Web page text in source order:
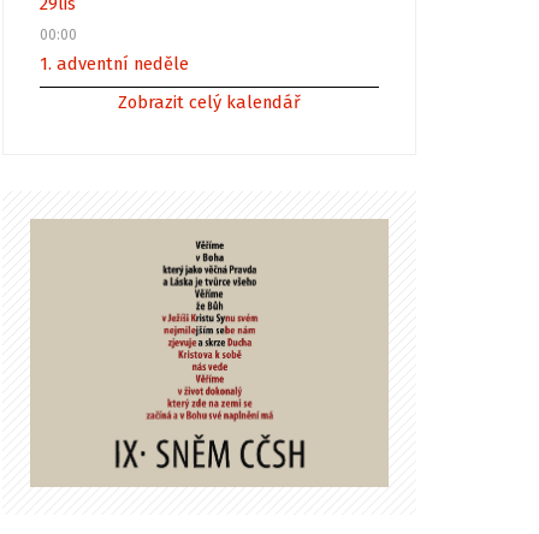
00:00
1. adventní neděle
Zobrazit celý kalendář